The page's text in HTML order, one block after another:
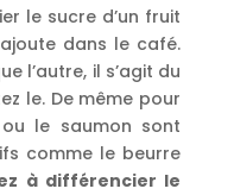
le sucre d’un fruit
dans le café.
l’autre, il s’agit du
le. De même pour
ou le saumon sont
comme le beurre
à différencier le